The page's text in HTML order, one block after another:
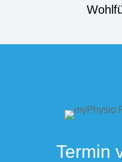
Termin